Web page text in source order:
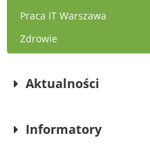
Praca IT Warszawa
Zdrowie
Aktualności
Informatory